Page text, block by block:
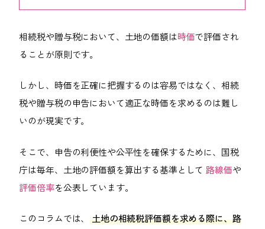
受付時間：8:30-17:30 / 定休日：土・日・祝日
092-406-6736
メールでのお問い合わせ
相続税や贈与税において、土地の価額は時価で評価され
ることが原則です。
しかし、時価を正確に把握するのは容易ではなく、相続
税や贈与税の申告において適正な時価を求めるのは難し
いのが現実です。
そこで、申告の利便性や公平性を確保するために、国税
庁は毎年、土地の評価額を算出する基準として 路線価や
評価倍率を公表しています。
このコラムでは、土地の相続税評価額を求める際に、路